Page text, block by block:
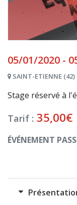
05/01/2020 -
SAINT-ETIENNE (42)
Stage réservé à
Tarif : 35,00€
ÉVÉNEMENT